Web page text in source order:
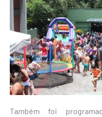
Também foi